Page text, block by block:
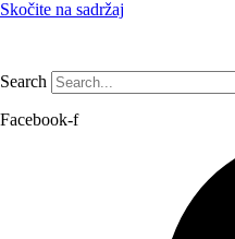
Skočite na sadržaj
Search
Facebook-f